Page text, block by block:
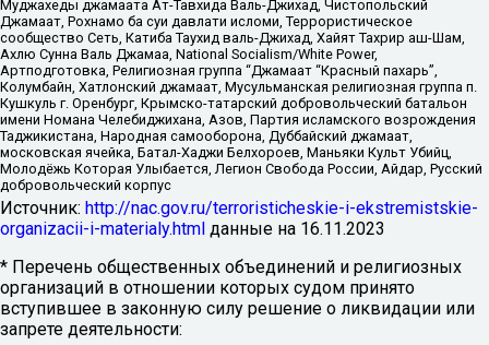
Муджахеды джамаата Ат-Тавхида Валь-Джихад, Чистопольский
Джамаат, Рохнамо ба суи давлати исломи, Террористическое
сообщество Сеть, Катиба Таухид валь-Джихад, Хайят Тахрир аш-Шам,
Ахлю Сунна Валь Джамаа, National Socialism/White Power,
Артподготовка, Религиозная группа “Джамаат “Красный пахарь”,
Колумбайн, Хатлонский джамаат, Мусульманская религиозная группа п.
Кушкуль г. Оренбург, Крымско-татарский добровольческий батальон
имени Номана Челебиджихана, Азов, Партия исламского возрождения
Таджикистана, Народная самооборона, Дуббайский джамаат,
московская ячейка, Батал-Хаджи Белхороев, Маньяки Культ Убийц,
Молодёжь Которая Улыбается, Легион Свобода России, Айдар, Русский
добровольческий корпус
Источник: http://nac.gov.ru/terroristicheskie-i-ekstremistskie-
organizacii-i-materialy.html данные на 16.11.2023
* Перечень общественных объединений и религиозных
организаций в отношении которых судом принято
вступившее в законную силу решение о ликвидации или
запрете деятельности: